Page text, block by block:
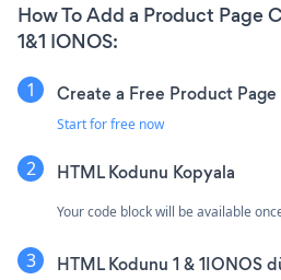
How To Add a Product Page
1&1 IONOS:
Create a Free Product
Start for free now
HTML Kodunu Kopyala
Your code block will be available
HTML Kodunu 1 & 1IONOS